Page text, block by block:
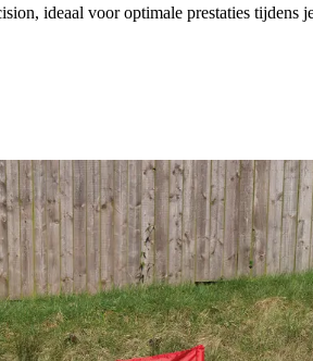
ideaal voor optimale prestaties tijdens